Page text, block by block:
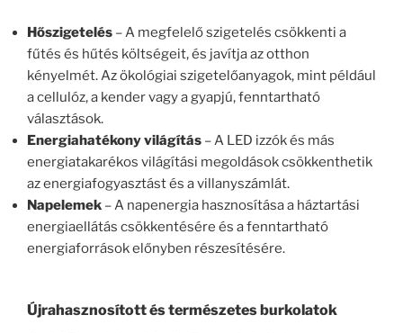
Hőszigetelés – A megfelelő szigetelés csökkenti a
fűtés és hűtés költségeit, és javítja az otthon
kényelmét. Az ökológiai szigetelőanyagok, mint például
a cellulóz, a kender vagy a gyapjú, fenntartható
választások.
Energiahatékony világítás – A LED izzók és más
energiatakarékos világítási megoldások csökkenthetik
az energiafogyasztást és a villanyszámlát.
Napelemek – A napenergia hasznosítása a háztartási
energiaellátás csökkentésére és a fenntartható
energiaforrások előnyben részesítésére.
Újrahasznosított és természetes burkolatok